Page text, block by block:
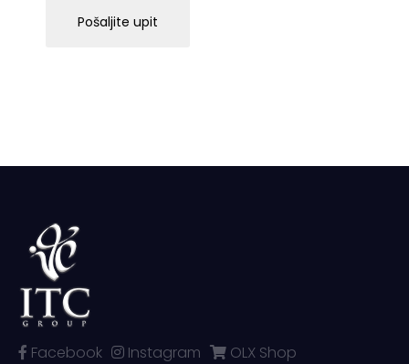
Pošaljite upit
Facebook Instagram
OLX Shop